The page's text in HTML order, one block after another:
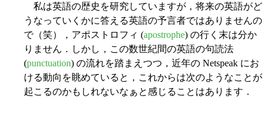
私は英語の歴史を研究していますが，将来の英語がど
うなっていくかに答える英語の予言者ではありませんの
で（笑），アポストロフィ (apostrophe) の行く末は分か
りません．しかし，この数世紀間の英語の句読法
(punctuation) の流れを踏まえつつ，近年の Netspeak にお
ける動向を眺めていると，これからは次のようなことが
起こるのかもしれないなぁと感じることはあります．